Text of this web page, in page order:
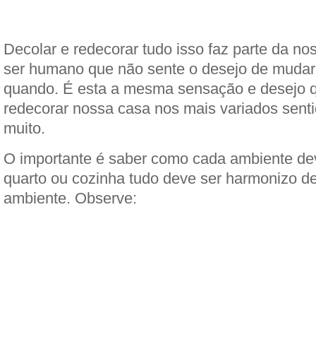
Decolar e redecorar tudo isso faz parte da
ser humano que não sente o desejo de
quando. É esta a mesma sensação e desejo
redecorar nossa casa nos mais variados
muito.
O importante é saber como cada ambiente
quarto ou cozinha tudo deve ser harmonizo
ambiente. Observe: